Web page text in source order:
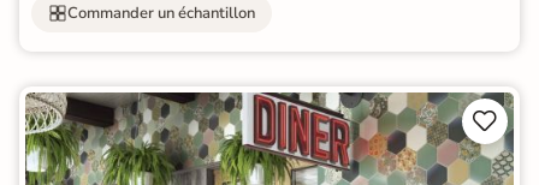
Commander un échantillon

